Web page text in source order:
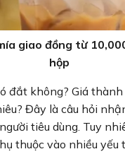
giao đồng từ
hộp
đắt không? Giá thành
Đây là câu hỏi
tiêu dùng. Tuy
thuộc vào nhiều yếu